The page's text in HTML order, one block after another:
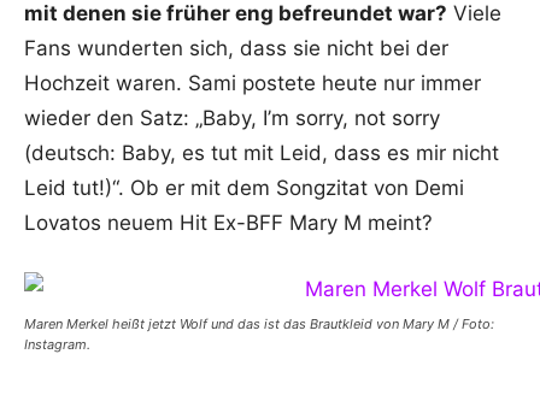
mit denen sie früher eng befreundet war? Viele
Fans wunderten sich, dass sie nicht bei der
Hochzeit waren. Sami postete heute nur immer
wieder den Satz: „Baby, I’m sorry, not sorry
(deutsch: Baby, es tut mit Leid, dass es mir nicht
Leid tut!)“. Ob er mit dem Songzitat von Demi
Lovatos neuem Hit Ex-BFF Mary M meint?
Maren Merkel heißt jetzt Wolf und das ist das Brautkleid von Mary M / Foto:
Instagram.